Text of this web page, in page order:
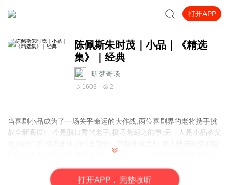
打开APP
陈佩斯朱时茂｜小品｜《精选
集》｜经典
昕梦奇谈
1603 2
当喜剧小品成为了一场关乎命运的大作战,两位喜剧界的老将携手挑
战全新高度!一个是脱口秀的老手,极尽荒诞之能事;另一人是小品教父
的陌生人,摩擦与分歧叠叠不休。但一个个出人意料的笑料狂飙突起,
意外情节反转迭生,舞台上掀起狂澜!他们能否排除嫌隙暗自较量,呈现
一场空前绝后的视觉盛宴?精彩程度,已不言而喻。
打开APP，完整收听